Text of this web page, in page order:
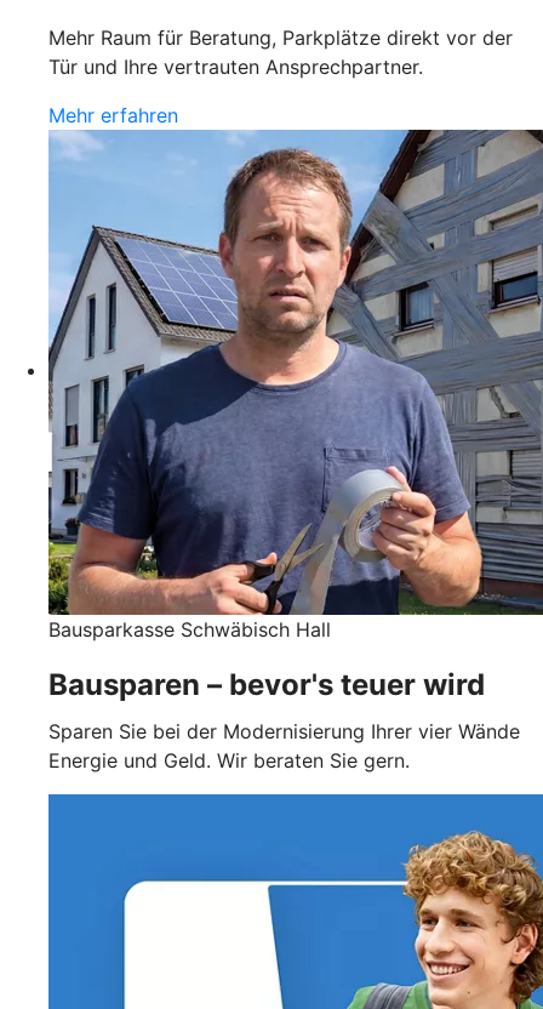
Mehr Raum für Beratung, Parkplätze direkt vor der
Tür und Ihre vertrauten Ansprechpartner.
Mehr erfahren
Bausparkasse Schwäbisch Hall
Bausparen – bevor's teuer wird
Sparen Sie bei der Modernisierung Ihrer vier Wände
Energie und Geld. Wir beraten Sie gern.